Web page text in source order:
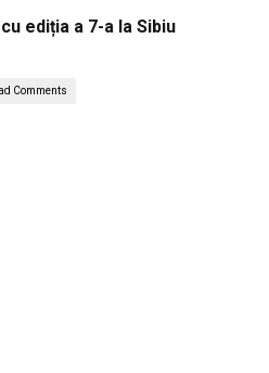
ediția a 7-a la Sibiu
Comments